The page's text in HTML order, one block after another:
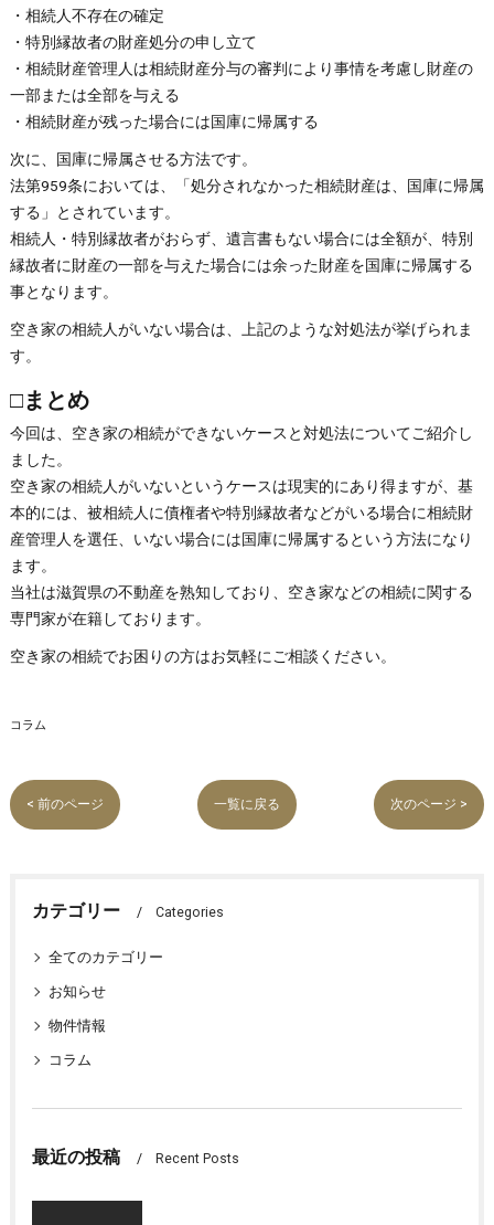
・相続人不存在の確定
・特別縁故者の財産処分の申し立て
・相続財産管理人は相続財産分与の審判により事情を考慮し財産の
一部または全部を与える
・相続財産が残った場合には国庫に帰属する
次に、国庫に帰属させる方法です。
法第959条においては、「処分されなかった相続財産は、国庫に帰属
する」とされています。
相続人・特別縁故者がおらず、遺言書もない場合には全額が、特別
縁故者に財産の一部を与えた場合には余った財産を国庫に帰属する
事となります。
空き家の相続人がいない場合は、上記のような対処法が挙げられま
す。
□まとめ
今回は、空き家の相続ができないケースと対処法についてご紹介し
ました。
空き家の相続人がいないというケースは現実的にあり得ますが、基
本的には、被相続人に債権者や特別縁故者などがいる場合に相続財
産管理人を選任、いない場合には国庫に帰属するという方法になり
ます。
当社は滋賀県の不動産を熟知しており、空き家などの相続に関する
専門家が在籍しております。
空き家の相続でお困りの方はお気軽にご相談ください。
コラム
< 前のページ 一覧に戻る 次のページ >
カテゴリー Categories
全てのカテゴリー
お知らせ
物件情報
コラム
最近の投稿 Recent Posts